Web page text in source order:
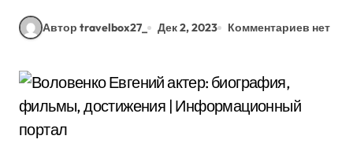
Автор travelbox27_ Дек 2, 2023 Комментариев нет